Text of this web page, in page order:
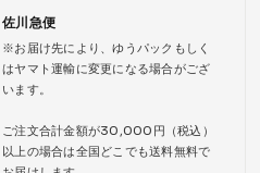
佐川急便
※お届け先により、ゆうパックもしく
はヤマト運輸に変更になる場合がござ
います。
ご注文合計金額が30,000円（税込）
以上の場合は全国どこでも送料無料で